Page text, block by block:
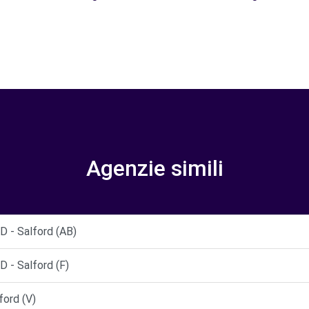
Agenzie simili
- Salford (AB)
- Salford (F)
(V)